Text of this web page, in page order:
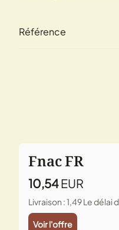
Référence
Fnac FR
10,54EUR
Livraison : 1,49Le délai
Voir l'offre